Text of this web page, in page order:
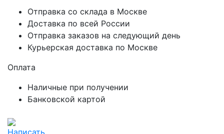
Отправка со склада в Москве
Доставка по всей России
Отправка заказов на следующий день
Курьерская доставка по Москве
Оплата
Наличные при получении
Банковской картой